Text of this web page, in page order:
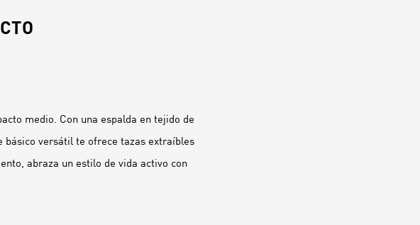
medio. Con una espalda en tejido de
básico versátil te ofrece tazas extraíbles
abraza un estilo de vida activo con